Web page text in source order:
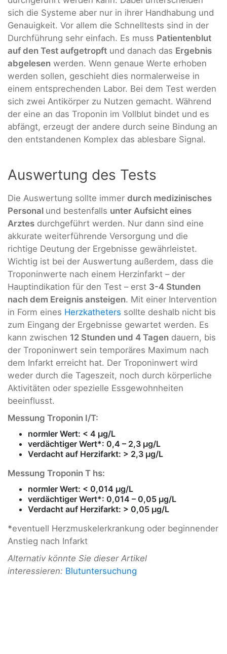
sich die Systeme aber nur in ihrer Handhabung und
Genauigkeit. Vor allem die Schnelltests sind in der
Durchführung sehr einfach. Es muss Patientenblut
auf den Test aufgetropft und danach das Ergebnis
abgelesen werden. Wenn genaue Werte erhoben
werden sollen, geschieht dies normalerweise in
einem entsprechenden Labor. Bei dem Test werden
sich zwei Antikörper zu Nutzen gemacht. Während
der eine an das Troponin im Vollblut bindet und es
abfängt, erzeugt der andere durch seine Bindung an
den entstandenen Komplex das ablesbare Signal.
Auswertung des Tests
Die Auswertung sollte immer durch medizinisches
Personal und bestenfalls unter Aufsicht eines
Arztes durchgeführt werden. Nur dann sind eine
akkurate weiterführende Versorgung und die
richtige Deutung der Ergebnisse gewährleistet.
Wichtig ist bei der Auswertung außerdem, dass die
Troponinwerte nach einem Herzinfarkt – der
Hauptindikation für den Test – erst 3-4 Stunden
nach dem Ereignis ansteigen. Mit einer Intervention
in Form eines Herzkatheters sollte deshalb nicht bis
zum Eingang der Ergebnisse gewartet werden. Es
kann zwischen 12 Stunden und 4 Tagen dauern, bis
der Troponinwert sein temporäres Maximum nach
dem Infarkt erreicht hat. Der Troponinwert wird
weder durch die Tageszeit, noch durch körperliche
Aktivitäten oder spezielle Essgewohnheiten
beeinflusst.
Messung Troponin I/T:
normler Wert: < 4 µg/L
verdächtiger Wert*: 0,4 – 2,3 µg/L
Verdacht auf Herzifarkt: > 2,3 µg/L
Messung Troponin T hs:
normler Wert: < 0,014 µg/L
verdächtiger Wert*: 0,014 – 0,05 µg/L
Verdacht auf Herzifarkt: > 0,05 µg/L
*eventuell Herzmuskelerkrankung oder beginnender
Anstieg nach Infarkt
Alternativ könnte Sie dieser Artikel
interessieren: Blutuntersuchung